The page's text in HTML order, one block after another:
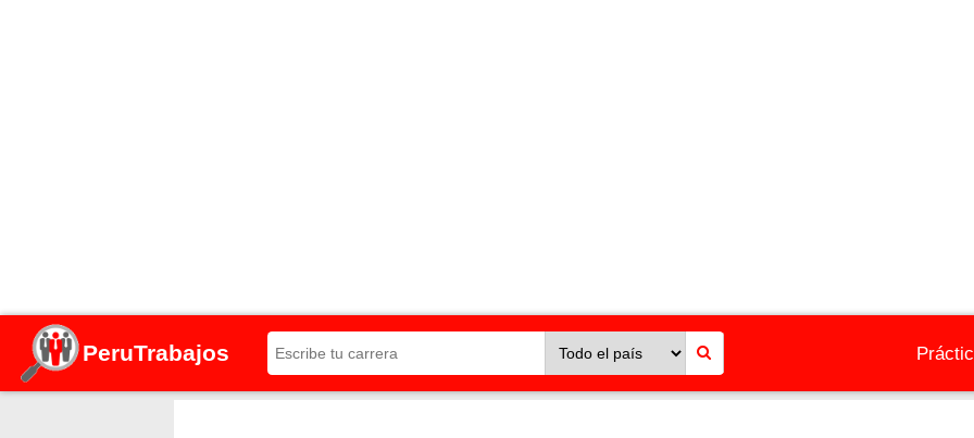
PeruTrabajos